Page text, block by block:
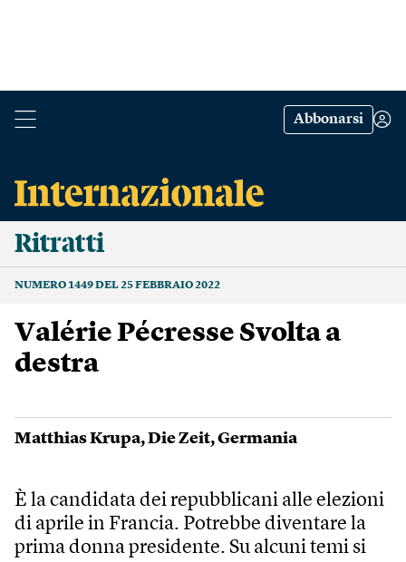
Abbonarsi
Ritratti
NUMERO 1449 DEL 25 FEBBRAIO 2022
Valérie Pécresse Svolta a
destra
Matthias Krupa,Die Zeit,Germania
È la candidata dei repubblicani alle elezioni
di aprile in Francia. Potrebbe diventare la
prima donna presidente. Su alcuni temi si